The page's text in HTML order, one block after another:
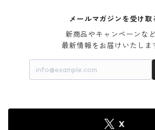
メールマガジンを受け取
新商品やキャンペーンな
最新情報をお届けいたしま
X